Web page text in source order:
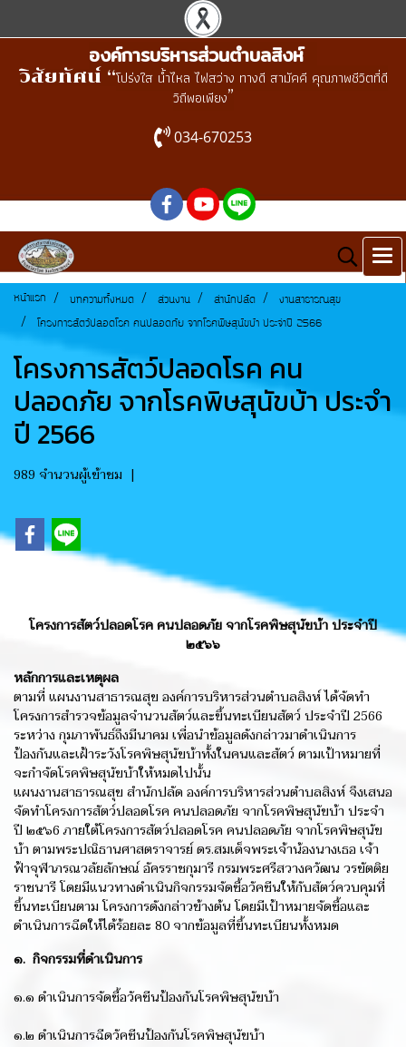
องค์การบริหารส่วนตำบลสิงห์
วิสัยทัศน์ “โปร่งใส น้ำไหล ไฟสว่าง ทางดี สามัคคี คุณภาพชีวิตที่ดี
วิถีพอเพียง”
034-670253
หน้าแรก บทความทั้งหมด ส่วนงาน สำนักปลัด งานสาธารณสุข
โครงการสัตว์ปลอดโรค คนปลอดภัย จากโรคพิษสุนัขบ้า ประจำปี 2566
โครงการสัตว์ปลอดโรค คน
ปลอดภัย จากโรคพิษสุนัขบ้า ประจำ
ปี 2566
989 จำนวนผู้เข้าชม |
โครงการสัตว์ปลอดโรค คนปลอดภัย จากโรคพิษสุนัขบ้า ประจำปี
๒๕๖๖
หลักการและเหตุผล
ตามที่ แผนงานสาธารณสุข องค์การบริหารส่วนตำบลสิงห์ ได้จัดทำ
โครงการสำรวจข้อมูลจำนวนสัตว์และขึ้นทะเบียนสัตว์ ประจำปี 2566
ระหว่าง กุมภาพันธ์ถึงมีนาคม เพื่อนำข้อมูลดังกล่าวมาดำเนินการ
ป้องกันและเฝ้าระวังโรคพิษสุนัขบ้าทั้งในคนและสัตว์ ตามเป้าหมายที่
จะกำจัดโรคพิษสุนัขบ้าให้หมดไปนั้น
แผนงานสาธารณสุข สำนักปลัด องค์การบริหารส่วนตำบลสิงห์ จึงเสนอ
จัดทำโครงการสัตว์ปลอดโรค คนปลอดภัย จากโรคพิษสุนัขบ้า ประจำ
ปี ๒๕๖6 ภายใต้โครงการสัตว์ปลอดโรค คนปลอดภัย จากโรคพิษสุนัข
บ้า ตามพระปณิธานศาสตราจารย์ ดร.สมเด็จพระเจ้าน้องนางเธอ เจ้า
ฟ้าจุฬาภรณวลัยลักษณ์ อัครราชกุมารี กรมพระศรีสวางควัฒน วรขัตติย
ราชนารี โดยมีแนวทางดำเนินกิจกรรมจัดซื้อวัคซีนให้กับสัตว์ควบคุมที่
ขึ้นทะเบียนตาม โครงการดังกล่าวข้างต้น โดยมีเป้าหมายจัดซื้อและ
ดำเนินการฉีดให้ได้ร้อยละ 80 จากข้อมูลที่ขึ้นทะเบียนทั้งหมด
๑. กิจกรรมที่ดำเนินการ
๑.๑ ดำเนินการจัดซื้อวัคซีนป้องกันโรคพิษสุนัขบ้า
๑.๒ ดำเนินการฉีดวัคซีนป้องกันโรคพิษสุนัขบ้า